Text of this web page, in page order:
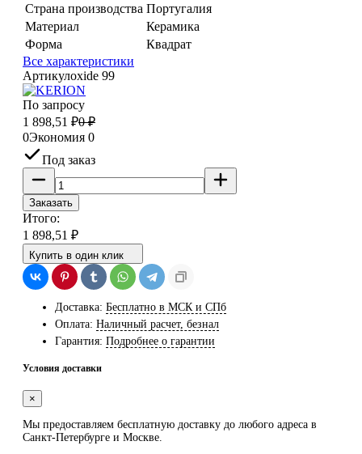
Страна производства Португалия
Материал
Керамика
Форма
Квадрат
Все характеристики
Артикулoxide 99
По запросу
1 898,51 ₽0 ₽
0Экономия 0
Под заказ
Заказать
Итого:
1 898,51 ₽
Купить в один клик
Доставка: Бесплатно в МСК и СПб
Оплата: Наличный расчет, безнал
Гарантия: Подробнее о гарантии
Условия доставки
×
Мы предоставляем бесплатную доставку до любого адреса в
Санкт-Петербурге и Москве.